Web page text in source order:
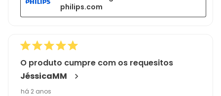
philips.com
O produto cumpre com os requesitos
JéssicaMM
há 2 anos